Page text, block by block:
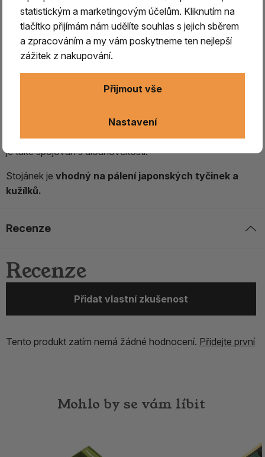
Stojánek Iwachu litina, lotosový
květ /modrý
z rodinné japonské
firmy Iwachu, která je specialistou na zpracování
Symbolicky lotosový květ představuje čistotu těla i duše,
je také spojován s dlouhověkostí.
Stojánek je vhodný na pálení japonských tyčinek a
kužílků.
Recenze
Recenze
Přidat vlastní zkušenost
Tento produkt zatím nemá žádné hodnocení. Přidejte první
Mohlo by se vám líbit
statistickým a marketingovým účelům. Kliknutím na
tlačítko přijímám nám udělíte souhlas s jejich sběrem
a zpracováním a my vám poskytneme ten nejlepší
zážitek z nakupování.
Nastavení
Přijmout vše